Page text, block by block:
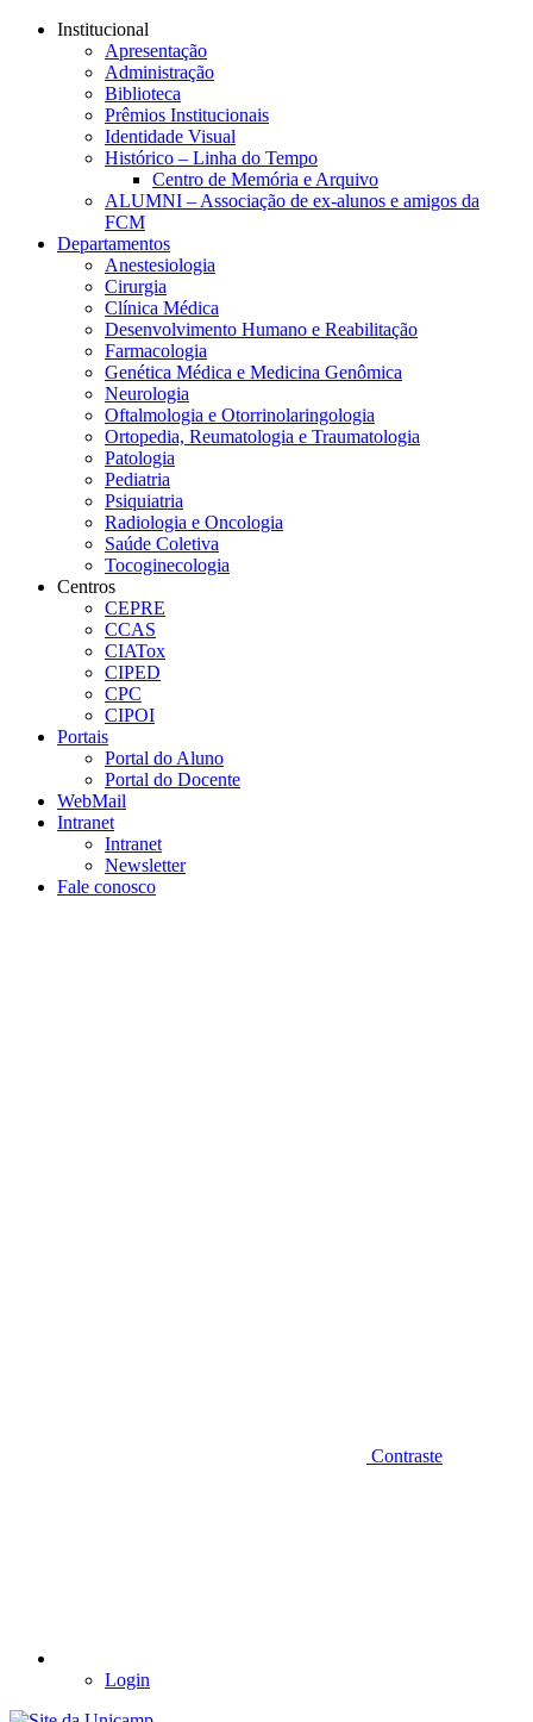
Conteúdo principal
Institucional
Apresentação
Administração
Biblioteca
Prêmios Institucionais
Identidade Visual
Histórico – Linha do Tempo
Centro de Memória e Arquivo
ALUMNI – Associação de ex-alunos e amigos da
FCM
Departamentos
Anestesiologia
Cirurgia
Clínica Médica
Desenvolvimento Humano e Reabilitação
Farmacologia
Genética Médica e Medicina Genômica
Neurologia
Oftalmologia e Otorrinolaringologia
Ortopedia, Reumatologia e Traumatologia
Patologia
Pediatria
Psiquiatria
Radiologia e Oncologia
Saúde Coletiva
Tocoginecologia
Centros
CEPRE
CCAS
CIATox
CIPED
CPC
CIPOI
Portais
Portal do Aluno
Portal do Docente
WebMail
Intranet
Intranet
Newsletter
Fale conosco
Contraste
Login